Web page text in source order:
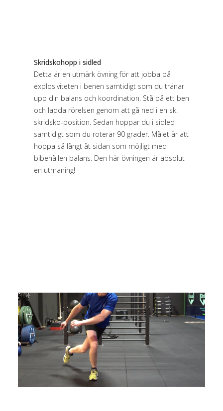
Skridskohopp i sidled
Detta är en utmärk övning för att jobba på
explosiviteten i benen samtidigt som du tränar
upp din balans och koordination. Stå på ett ben
och ladda rörelsen genom att gå ned i en sk.
skridsko-position. Sedan hoppar du i sidled
samtidigt som du roterar 90 grader. Målet är att
hoppa så långt åt sidan som möjligt med
bibehållen balans. Den här övningen är absolut
en utmaning!